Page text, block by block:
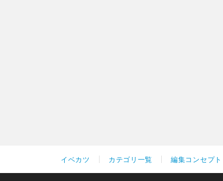
イベカツ カテゴリ一覧 編集コンセプト